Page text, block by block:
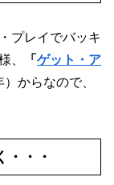
プレイでバッキ
、
「 ゲット・ア
）からなので、
・・